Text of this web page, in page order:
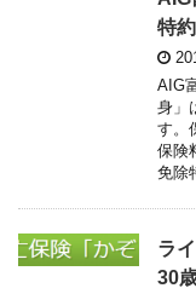
特
AIG
身」
す。
保険
免除
ラ
30